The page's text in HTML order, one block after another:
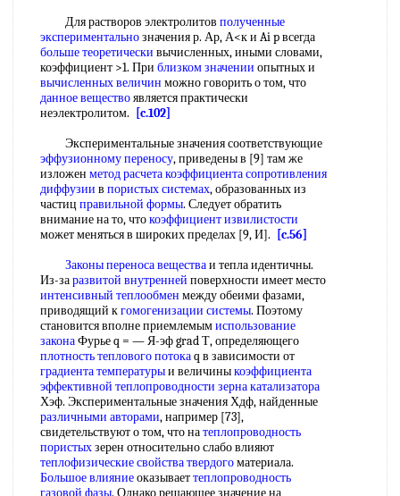
Для растворов электролитов полученные
экспериментальнозначения р. Ар, А<к и Ai p всегда
больше теоретически вычисленных, иными словами,
коэффициент >1. При близком значении опытных и
вычисленных величин можно говорить о том, что
данное веществоявляется практически
неэлектролитом.
[c.102]
Экспериментальные значения соответствующие
эффузионному переносу, приведены в [9] там же
изложен метод расчета коэффициентасопротивления
диффузии в пористых системах, образованных из
частиц правильной формы. Следует обратить
внимание на то, чтокоэффициент извилистости
может меняться в широких пределах [9, И].
[c.56]
Законы переноса веществаи тепла идентичны.
Из-заразвитой внутренней поверхности имеет место
интенсивный теплообмен между обеими фазами,
приводящий кгомогенизации системы. Поэтому
становится вполне приемлемымиспользование
законаФурье q = — Я-эф grad Т, определяющего
плотность теплового потокаq в зависимости от
градиента температурыи величиныкоэффициента
эффективной теплопроводности зерна катализатора
Хэф. Экспериментальные значения Хдф, найденные
различными авторами, например [73],
свидетельствуют о том, что натеплопроводность
пористыхзерен относительно слабо влияют
теплофизические свойства твердогоматериала.
Большое влияниеоказываеттеплопроводность
газовой фазы. Однако решающее значение на